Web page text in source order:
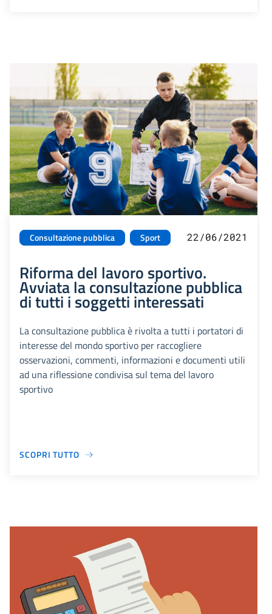
Consultazione pubblica Sport 22/06/2021
Riforma del lavoro sportivo.
Avviata la consultazione pubblica
di tutti i soggetti interessati
La consultazione pubblica è rivolta a tutti i portatori di
interesse del mondo sportivo per raccogliere
osservazioni, commenti, informazioni e documenti utili
ad una riflessione condivisa sul tema del lavoro
sportivo
SCOPRI TUTTO